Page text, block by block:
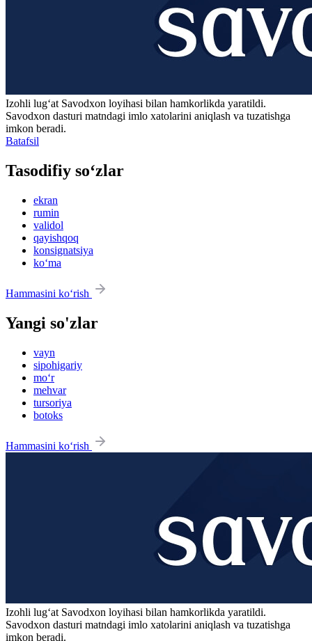
Izohli lugʻat Savodxon loyihasi bilan hamkorlikda yaratildi.
Savodxon dasturi matndagi imlo xatolarini aniqlash va tuzatishga
imkon beradi.
Batafsil
Tasodifiy so‘zlar
ekran
rumin
validol
qayishqoq
konsignatsiya
ko‘ma
Hammasini ko‘rish
Yangi so'zlar
vayn
sipohigariy
mo‘r
mehvar
tursoriya
botoks
Hammasini ko‘rish
Izohli lugʻat Savodxon loyihasi bilan hamkorlikda yaratildi.
Savodxon dasturi matndagi imlo xatolarini aniqlash va tuzatishga
imkon beradi.